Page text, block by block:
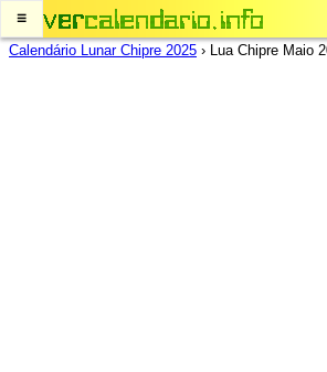
≡
Calendário Lunar Chipre 2025 › Lua Chipre Maio